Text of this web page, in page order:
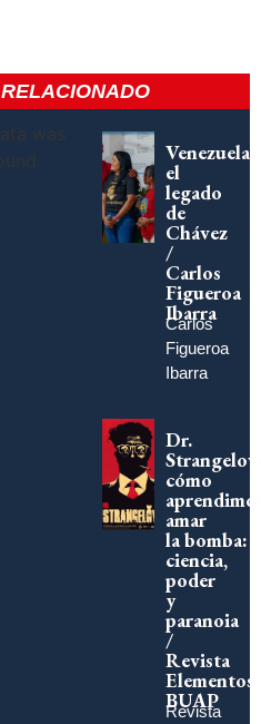
was
Venezuela,
el
legado
de
Chávez
/
Carlos
Figueroa
Ibarra
Carlos
Figueroa
Ibarra
Dr.
cómo
amar
la bomba:
ciencia,
poder
y
paranoia
/
Revista
Elementos
BUAP
Revista